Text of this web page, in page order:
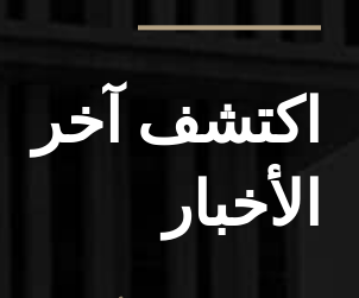
اكتشف آخر
الأخبار